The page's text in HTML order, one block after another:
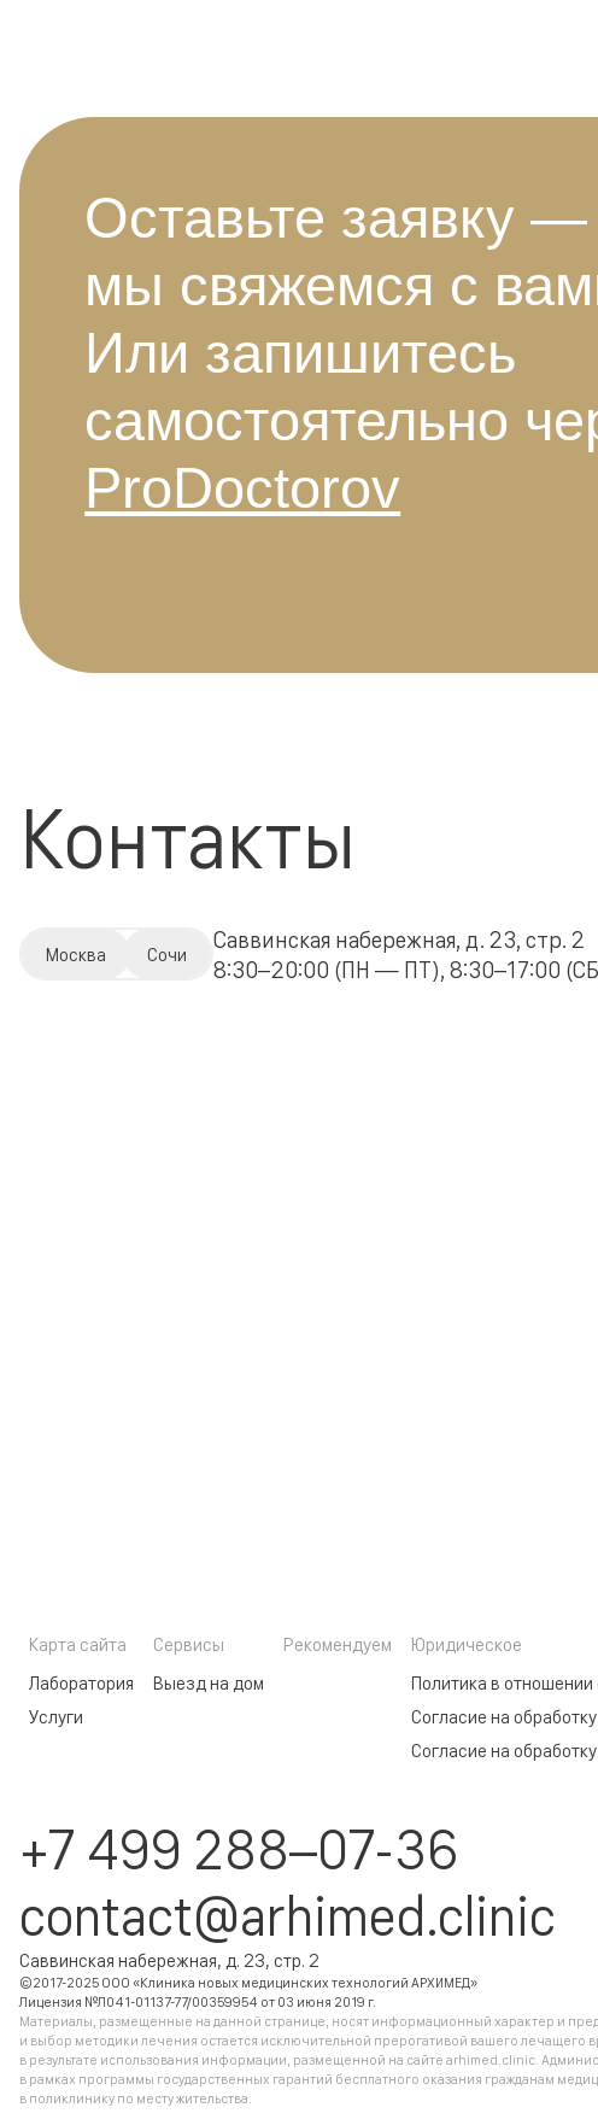
Оставьте заявку —
мы свяжемся с
Или запишитесь
самостоятельно
ProDoctorov
Контакты
Москва Сочи
Саввинская набережная, д. 23, стр. 2
8:30–20:00 (ПН — ПТ), 8:30–17:00
Карта сайта
Лаборатория
Услуги
Сервисы
Выезд на дом
Рекомендуем
Юридическое
Политика в
Согласие на
Согласие на
+7 499 288–07-36
contact@arhimed.clinic
Саввинская набережная, д. 23, стр. 2
©2017-2025 ООО «Клиника новых медицинских технологий АРХИМЕД»
Лицензия №Л041-01137-77/00359954 от 03 июня 2019 г.
Материалы, размещенные на данной странице, носят информационный характер и
и выбор методики лечения остается исключительной прерогативой вашего
в результате использования информации, размещенной на сайте arhimed.clinic.
в рамках программы государственных гарантий бесплатного оказания гражданам
в поликлинику по месту жительства.